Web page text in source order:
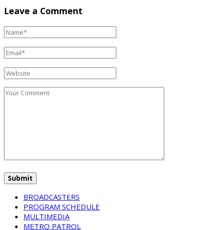
Leave a Comment
BROADCASTERS
PROGRAM SCHEDULE
MULTIMEDIA
METRO PATROL